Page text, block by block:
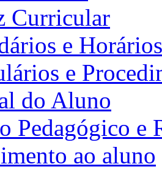
Curricular
e Horários
e
do Aluno
Pedagógico e
ao aluno